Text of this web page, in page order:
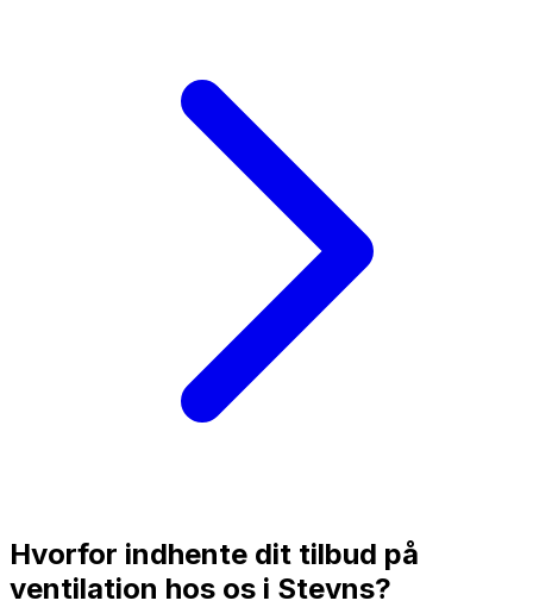
Hvorfor indhente dit tilbud på
ventilation hos os i Stevns?